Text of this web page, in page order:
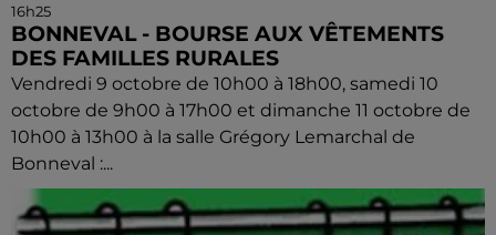
16h25
BONNEVAL - BOURSE AUX VÊTEMENTS
DES FAMILLES RURALES
Vendredi 9 octobre de 10h00 à 18h00, samedi 10
octobre de 9h00 à 17h00 et dimanche 11 octobre de
10h00 à 13h00 à la salle Grégory Lemarchal de
Bonneval :...